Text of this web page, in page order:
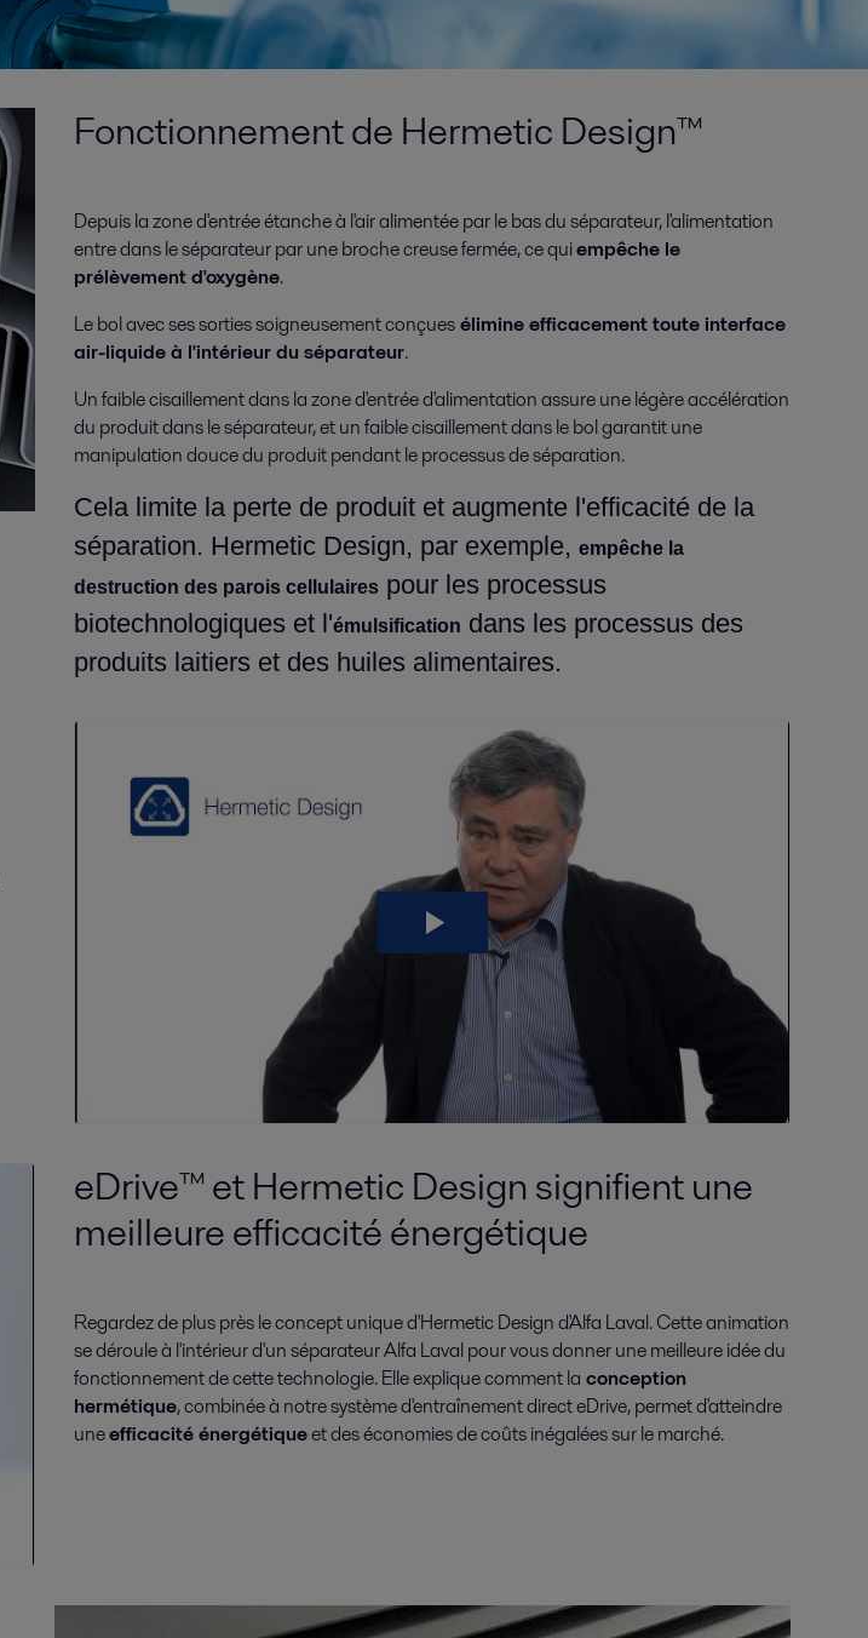
Fonctionnement de Hermetic Design™
Depuis la zone d'entrée étanche à l'air alimentée par le bas du séparateur, l'alimentation
entre dans le séparateur par une broche creuse fermée, ce quiempêche le
prélèvement d'oxygène.
Le bol avec ses sorties soigneusement conçuesélimine efficacement toute interface
air-liquide à l'intérieur du séparateur.
Un faible cisaillement dans la zone d'entrée d'alimentation assure une légère accélération
du produit dans le séparateur, et un faible cisaillement dans le bol garantit une
manipulation douce du produit pendant le processus de séparation.
Cela limite la perte de produit et augmente l'efficacité de la
séparation. Hermetic Design, par exemple, empêche la
destruction des parois cellulaires pour les processus
biotechnologiques et l'émulsification dans les processus des
produits laitiers et des huiles alimentaires.
eDrive™ et Hermetic Design signifient une
meilleure efficacité énergétique
Regardez de plus près le concept unique d'Hermetic Design d'Alfa Laval. Cette animation
se déroule à l'intérieur d'un séparateur Alfa Laval pour vous donner une meilleure idée du
fonctionnement de cette technologie. Elle explique comment la conception
hermétique, combinée à notre système d'entraînement direct eDrive, permet d'atteindre
uneefficacité énergétiqueet des économies de coûts inégalées sur le marché.